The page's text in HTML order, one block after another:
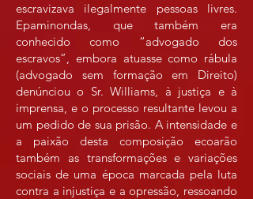
escravizava ilegalmente pessoas livres.
Epaminondas, que também era
conhecido como “advogado dos
escravos”, embora atuasse como rábula
(advogado sem formação em Direito)
denúnciou o Sr. Williams, à justiça e à
imprensa, e o processo resultante levou a
um pedido de sua prisão. A intensidade e
a paixão desta composição ecoarão
também as transformações e variações
sociais de uma época marcada pela luta
contra a injustiça e a opressão, ressoando